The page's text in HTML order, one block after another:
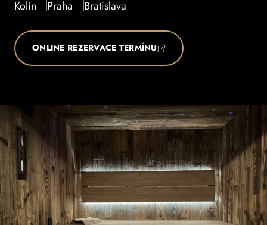
Kolín Praha Bratislava
ONLINE REZERVACE TERMÍNU